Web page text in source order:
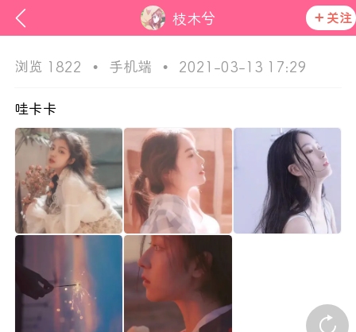
枝木兮 关注
元猫
区发布非法内容 发现立即永久封号
官方公告
浏览 1822 • 手机端 • 2021-03-13 17:29
哇卡卡